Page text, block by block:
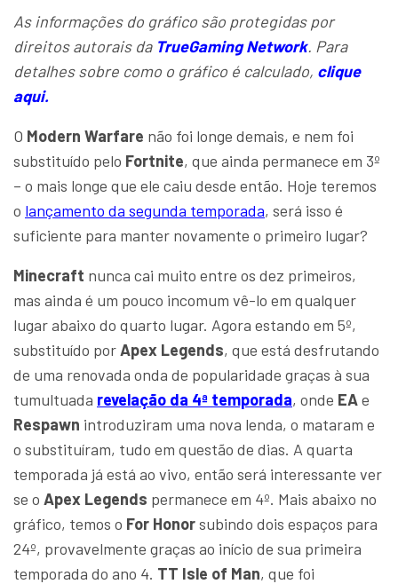
As informações do gráfico são protegidas por
direitos autorais da TrueGaming Network. Para
detalhes sobre como o gráfico é calculado, clique
aqui.
O Modern Warfare não foi longe demais, e nem foi
substituído pelo Fortnite, que ainda permanece em 3º
– o mais longe que ele caiu desde então. Hoje teremos
o lançamento da segunda temporada, será isso é
suficiente para manter novamente o primeiro lugar?
Minecraft nunca cai muito entre os dez primeiros,
mas ainda é um pouco incomum vê-lo em qualquer
lugar abaixo do quarto lugar. Agora estando em 5º,
substituído por Apex Legends, que está desfrutando
de uma renovada onda de popularidade graças à sua
tumultuada revelação da 4ª temporada, onde EAe
Respawn introduziram uma nova lenda, o mataram e
o substituíram, tudo em questão de dias. A quarta
temporada já está ao vivo, então será interessante ver
se o Apex Legends permanece em 4º. Mais abaixo no
gráfico, temos o For Honorsubindo dois espaços para
24º, provavelmente graças ao início de sua primeira
temporada do ano 4. TT Isle of Man, que foi